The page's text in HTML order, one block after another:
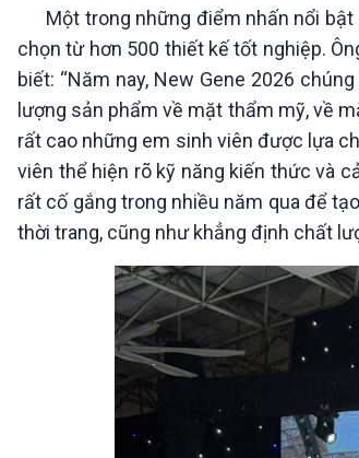
Một trong những điểm nhấn nổi bật
chọn từ hơn 500 thiết kế tốt nghiệp.
biết: “Năm nay, New Gene 2026
lượng sản phẩm về mặt thẩm mỹ, về
rất cao những em sinh viên được lựa
viên thể hiện rõ kỹ năng kiến thức và
rất cố gắng trong nhiều năm qua để
thời trang, cũng như khẳng định chất